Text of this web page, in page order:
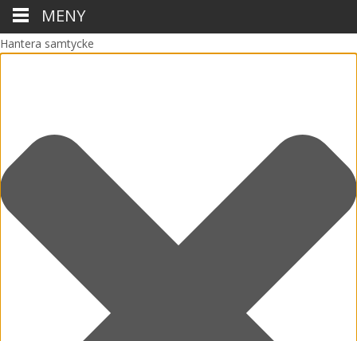
Hantera samtycke
MENY